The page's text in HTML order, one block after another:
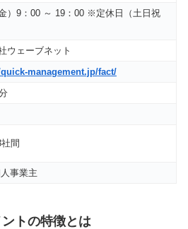
金）9：00 ～ 19：00 ※定休日（土日祝
ウェーブネット
management.jp/fact/
間
事業主
トの特徴とは